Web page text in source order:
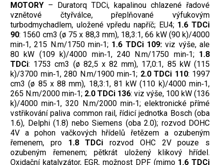
MOTORY – Duratorq TDCi, kapalinou chlazené řadové
vznětové čtyřválce, přeplňované výfukovým
turbodmychadlem, uložené vpředu napříč; EU4; 1.6 TDCi
90: 1560 cm3 (ø 75 x 88,3 mm), 18,3:1, 66 kW (90 k)/4000
min‑1, 215 N.m/1750 min‑1; 1.6 TDCi 109: viz výše, ale
80 kW (109 k)/4000 min‑1, 240 N.m/1750 min‑1; 1.8
TDCi: 1753 cm3 (ø 82,5 x 82 mm), 17,0:1, 85 kW (115
k)/3700 min‑1, 280 N.m/1900 min‑1; 2.0 TDCi 110: 1997
cm3 (ø 85 x 88 mm), 18,3:1, 81 kW (110 k)/4000 min‑1,
265 N.m/2000 min‑1; 2.0 TDCi 136: viz výše, 100 kW (136
k)/4000 min‑1, 320 N.m/2000 min‑1; elektronické přímé
vstřikování paliva common rail, řídicí jednotka Bosch (oba
1.6), Delphi (1.8) nebo Siemens (oba 2.0); rozvod DOHC
4V a pohon vačkových hřídelů řetězem a ozubeným
řemenem, pro 1.8 TDCi rozvod OHC 2V pouze s
ozubeným řemenem; pětkrát uložený klikový hřídel.
Oxidační katalyzátor, EGR, možnost DPF (mimo 1.6 TDCi